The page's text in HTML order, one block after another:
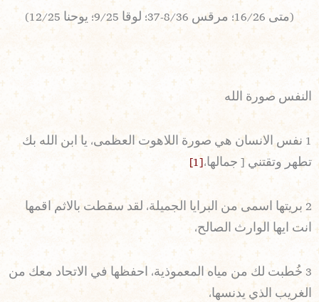
(متى 16/26؛ مرقس 8/36-37؛ لوقا 9/25؛ يوحنا 12/25)
النفس صورة الله
1 نفس الانسان هي صورة اللاهوت العظمى، يا ابن الله بك
تطهر وتقتني [ جمالها،[1]
2 بريتها اسمى من البرايا الجميلة، لقد سقطت بالاثم اقمها
انت ايها الوارث الصالح،
3 خُطبت لك من مياه المعموذية، احفظها في الاتحاد معك من
الغريب الذي يدنسها،